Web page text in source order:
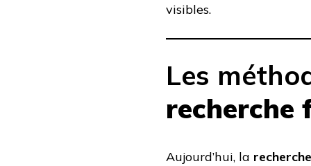
visibles.
Les
recherche
Aujourd’hui, la